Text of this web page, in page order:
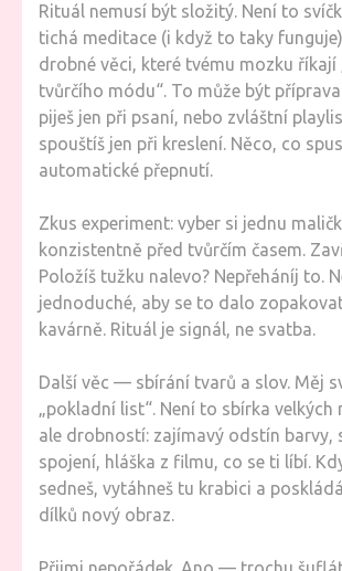
Rituál nemusí být složitý. Není to
tichá meditace (i když to taky
drobné věci, které tvému mozku říkají
tvůrčího módu“. To může být
piješ jen při psaní, nebo zvláštní
spouštíš jen při kreslení. Něco, co
automatické přepnutí.
Zkus experiment: vyber si jednu
konzistentně před tvůrčím časem.
Položíš tužku nalevo? Nepřeháníj to.
jednoduché, aby se to dalo
kavárně. Rituál je signál, ne svatba.
Další věc — sbírání tvarů a slov. Měj
„pokladní list“. Není to sbírka velkých
ale drobností: zajímavý odstín barvy,
spojení, hláška z filmu, co se ti líbí.
sedneš, vytáhneš tu krabici a
dílků nový obraz.